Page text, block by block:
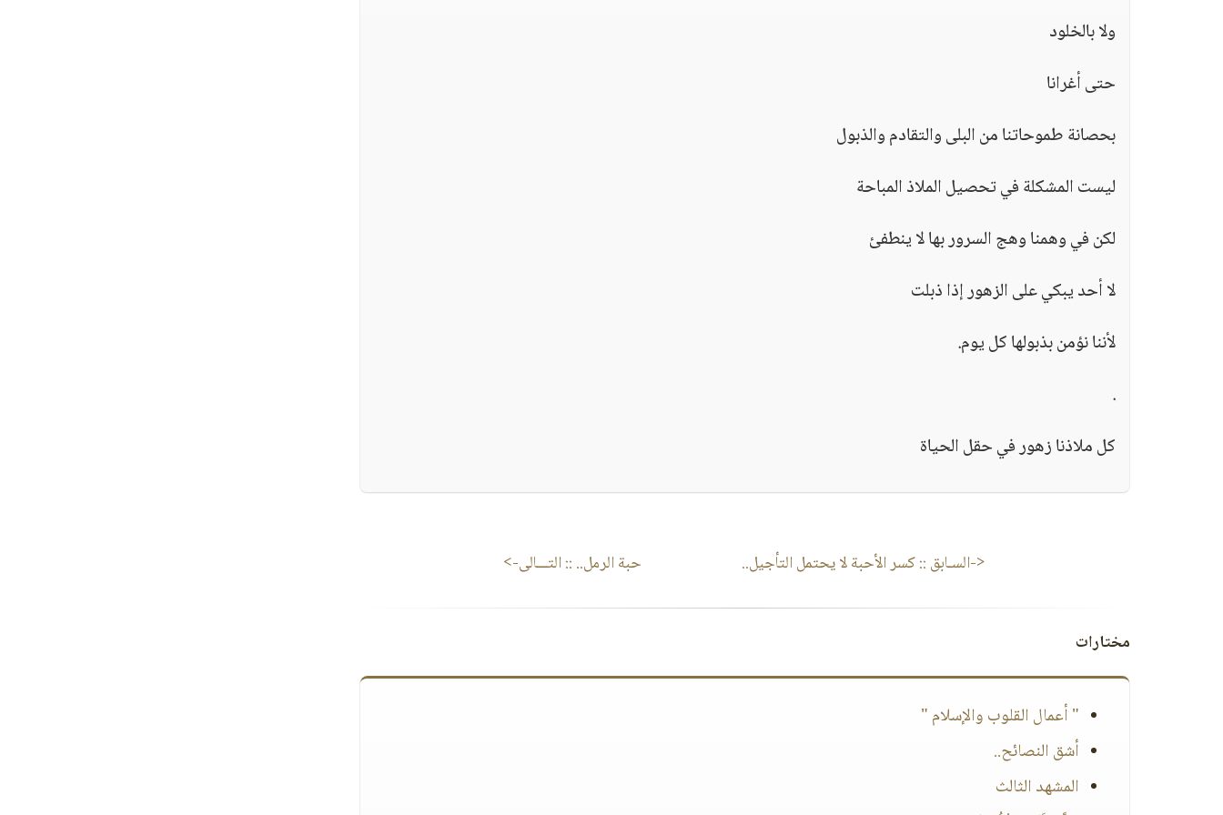
ولا بالخلود
حتى أغرانا
بحصانة طموحاتنا من البلى والتقادم والذبول
ليست المشكلة في تحصيل الملاذ المباحة
لكن في وهمنا وهج السرور بها لا ينطفئ
لا أحد يبكي على الزهور إذا ذبلت
لأننا نؤمن بذبولها كل يوم.
.
كل ملاذنا زهور في حقل الحياة
<-السـابق ::كسر الأحبة لا يحتمل التأجيل.. حبة الرمل.. :: التـــالى->
مختارات
" أعمال القلوب والإسلام "
أشق النصائح..
المشهد الثالث